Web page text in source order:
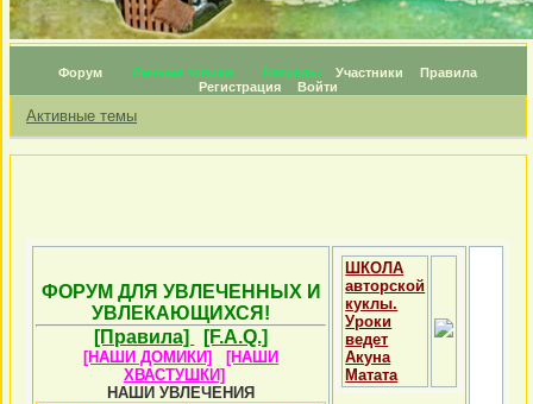
Форум Личные топики Награды Участники
Правила
Регистрация
Войти
Активные темы
ФОРУМ ДЛЯ УВЛЕЧЕННЫХ И
УВЛЕКАЮЩИХСЯ!
[Правила]
[F.A.Q.]
[НАШИ ДОМИКИ]
[НАШИ
ХВАСТУШКИ]
НАШИ УВЛЕЧЕНИЯ
ШКОЛА
авторской
куклы.
Уроки
ведет
Акуна
Матата